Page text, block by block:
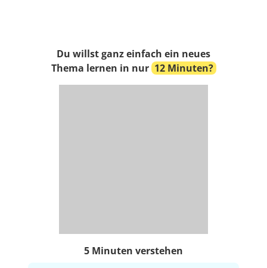
Du willst ganz einfach ein neues
Thema lernen in nur 12 Minuten?
5 Minuten verstehen